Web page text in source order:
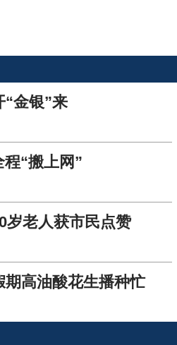
“金银”来
程“搬上网”
岁老人获市民点赞
期高油酸花生播种忙